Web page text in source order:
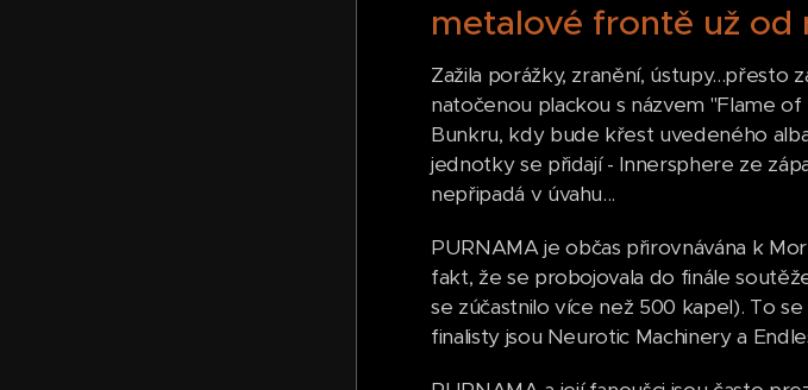
metalové frontě už od
Zažila porážky, zranění, ústupy...přesto
natočenou plackou s názvem "Flame
Bunkru, kdy bude křest uvedeného
jednotky se přidají - Innersphere ze
nepřipadá v úvahu...
PURNAMA je občas přirovnávána k
fakt, že se probojovala do finále
se zúčastnilo více než 500 kapel). To
finalisty jsou Neurotic Machinery a